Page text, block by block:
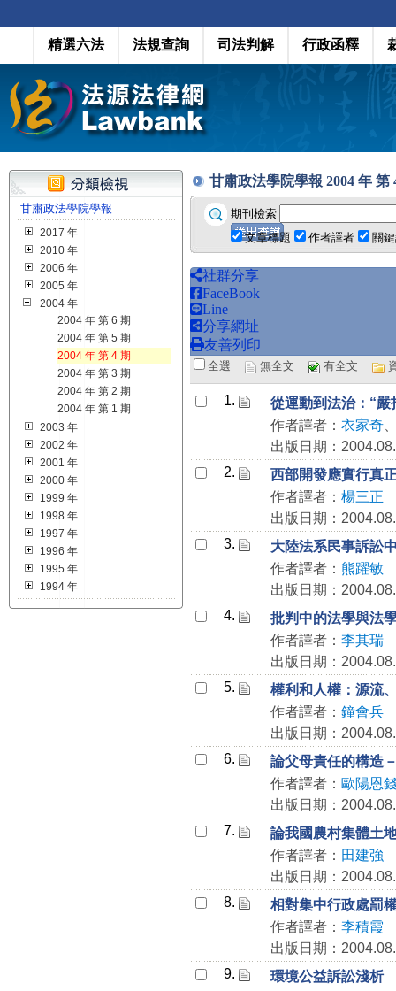
精選六法 法規查詢 司法判解 行政函釋
甘肅政法學院學報
2017 年
2010 年
2006 年
2005 年
2004 年
2004 年 第 6 期
2004 年 第 5 期
2004 年 第 4 期
2004 年 第 3 期
2004 年 第 2 期
2004 年 第 1 期
2003 年
2002 年
2001 年
2000 年
1999 年
1998 年
1997 年
1996 年
1995 年
1994 年
甘肅政法學院學報 2004 年 第
期刊檢索
文章標題
作者譯者 關
社群分享
FaceBook
Line
分享網址
友善列印
全選 無全文 有全文
1.
從運動到法治：“嚴
作者譯者： 衣家奇
出版日期：
2.
西部開發應實行真
作者譯者： 楊三正
出版日期：
3.
大陸法系民事訴訟
作者譯者： 熊躍敏
出版日期：
4.
批判中的法學與法
作者譯者： 李其瑞
出版日期：
5.
權利和人權：源流
作者譯者： 鐘會兵
出版日期：
6.
論父母責任的構造
作者譯者： 歐陽恩
出版日期：
7.
論我國農村集體土
作者譯者： 田建強
出版日期：
8.
相對集中行政處罰
作者譯者： 李積霞
出版日期：
9.
環境公益訴訟淺析